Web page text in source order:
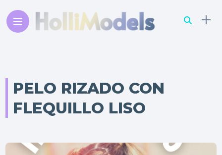
PELO RIZADO CON
FLEQUILLO LISO